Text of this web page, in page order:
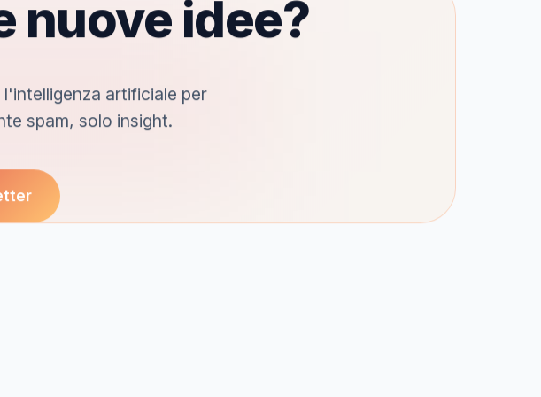
nuove idee?
artificiale per
spam, solo insight.